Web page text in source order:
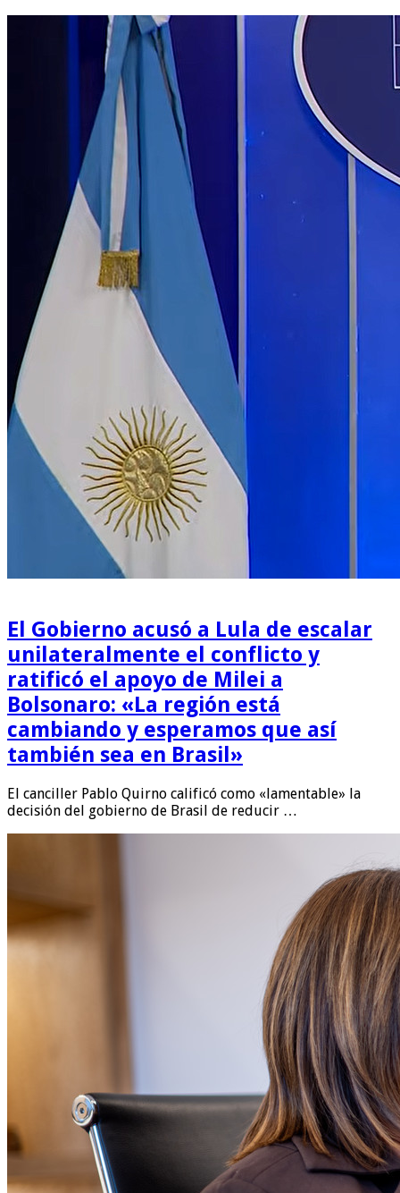
El Gobierno acusó a Lula de escalar
unilateralmente el conflicto y
ratificó el apoyo de Milei a
Bolsonaro: «La región está
cambiando y esperamos que así
también sea en Brasil»
El canciller Pablo Quirno calificó como «lamentable» la
decisión del gobierno de Brasil de reducir …